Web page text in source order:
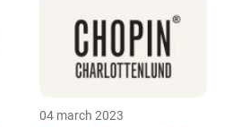
04 march 2023